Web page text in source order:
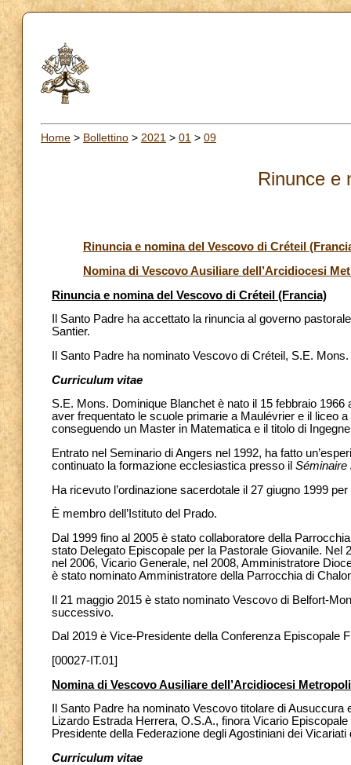
Home > Bollettino > 2021 > 01 > 09
Rinunce e
Rinuncia e nomina del Vescovo di Créteil
Nomina di Vescovo Ausiliare dell’Arcidiocesi
Rinuncia e nomina del Vescovo di Créteil (Francia)
Il Santo Padre ha accettato la rinuncia al governo
Santier.
Il Santo Padre ha nominato Vescovo di Créteil, S.E.
Curriculum vitae
S.E. Mons. Dominique Blanchet è nato il 15 febbraio
aver frequentato le scuole primarie a Maulévrier e il liceo
conseguendo un Master in Matematica e il titolo di
Entrato nel Seminario di Angers nel 1992, ha fatto
continuato la formazione ecclesiastica presso il Séminaire
Ha ricevuto l’ordinazione sacerdotale il 27 giugno 1999
È membro dell’Istituto del Prado.
Dal 1999 fino al 2005 è stato collaboratore della
stato Delegato Episcopale per la Pastorale Giovanile. Nel
nel 2006, Vicario Generale, nel 2008, Amministratore
è stato nominato Amministratore della Parrocchia di
Il 21 maggio 2015 è stato nominato Vescovo di Belfort-
successivo.
Dal 2019 è Vice-Presidente della Conferenza Episcopale
[00027-IT.01]
Nomina di Vescovo Ausiliare dell’Arcidiocesi
Il Santo Padre ha nominato Vescovo titolare di
Lizardo Estrada Herrera, O.S.A., finora Vicario
Presidente della Federazione degli Agostiniani dei Vicariati
Curriculum vitae